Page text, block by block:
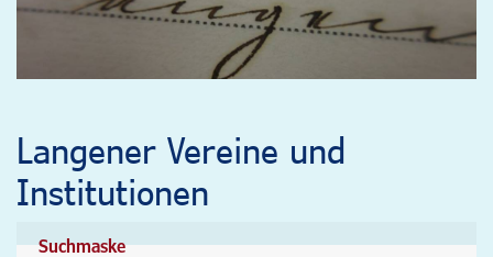
Langener Vereine und
Institutionen
Suchmaske